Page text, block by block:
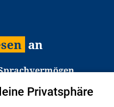
an
zu Bildung und
Privatsphäre